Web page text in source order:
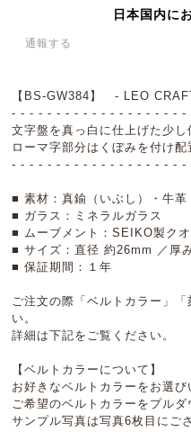
日本国内に
通報する
【BS-GW384】 - LEO
- - - - - - - - - - - - - - - - - - -
文字盤を真っ白に仕上げた少し
ローマ字部分はくぼみを付け配
- - - - - - - - - - - - - - - - - - -
■ 素材：真鍮（いぶし）・牛革
■ ガラス：ミネラルガラス
■ ムーブメント：SEIKO製ク
■ サイズ：直径 約26mm ／厚
■ 保証期間：１年
ご注文の際「ベルトカラー」
い。
詳細は下記をご覧ください。
【ベルトカラーについて】
お好きなベルトカラーをお選び
ご希望のベルトカラーをプルダ
サンプル写真は写真6枚目にご